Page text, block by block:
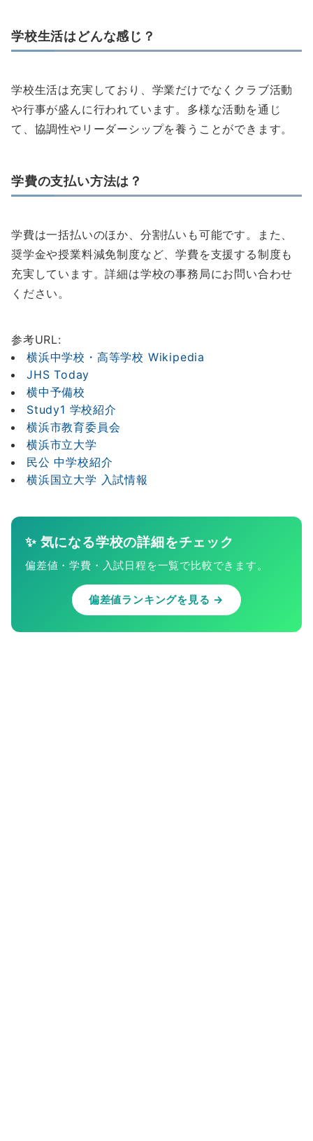
学校生活はどんな感じ？
学校生活は充実しており、学業だけでなくクラブ活動
や行事が盛んに行われています。多様な活動を通じ
て、協調性やリーダーシップを養うことができます。
学費の支払い方法は？
学費は一括払いのほか、分割払いも可能です。また、
奨学金や授業料減免制度など、学費を支援する制度も
充実しています。詳細は学校の事務局にお問い合わせ
ください。
参考URL:
横浜中学校・高等学校 Wikipedia
JHS Today
横中予備校
Study1 学校紹介
横浜市教育委員会
横浜市立大学
民公 中学校紹介
横浜国立大学 入試情報
✨ 気になる学校の詳細をチェック
偏差値・学費・入試日程を一覧で比較できます。
偏差値ランキングを見る →